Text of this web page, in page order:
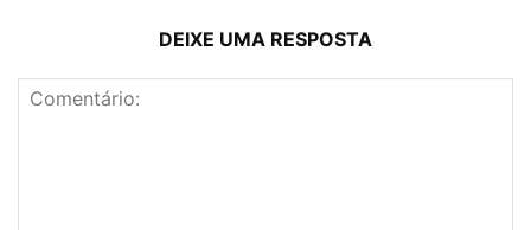
DEIXE UMA RESPOSTA